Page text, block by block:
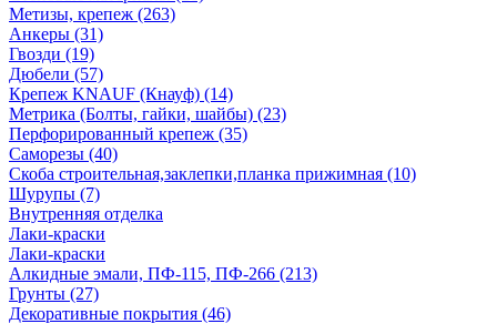
Метизы, крепеж (263)
Анкеры (31)
Гвозди (19)
Дюбели (57)
Крепеж KNAUF (Кнауф) (14)
Метрика (Болты, гайки, шайбы) (23)
Перфорированный крепеж (35)
Саморезы (40)
Скоба строительная,заклепки,планка прижимная (10)
Шурупы (7)
Внутренняя отделка
Лаки-краски
Лаки-краски
Алкидные эмали, ПФ-115, ПФ-266 (213)
Грунты (27)
Декоративные покрытия (46)